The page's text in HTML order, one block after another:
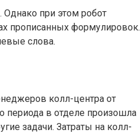
при этом робот
прописанных формулировок.
слова.
колл-центра от
периода в отделе произошла
задачи. Затраты на колл-